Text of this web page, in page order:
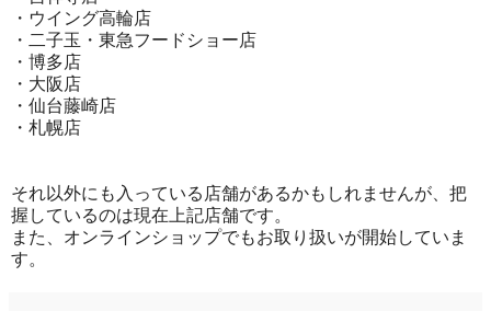
・ウイング高輪店
・二子玉・東急フードショー店
・博多店
・大阪店
・仙台藤崎店
・札幌店
それ以外にも入っている店舗があるかもしれませんが、把
握しているのは現在上記店舗です。
また、オンラインショップでもお取り扱いが開始していま
す。